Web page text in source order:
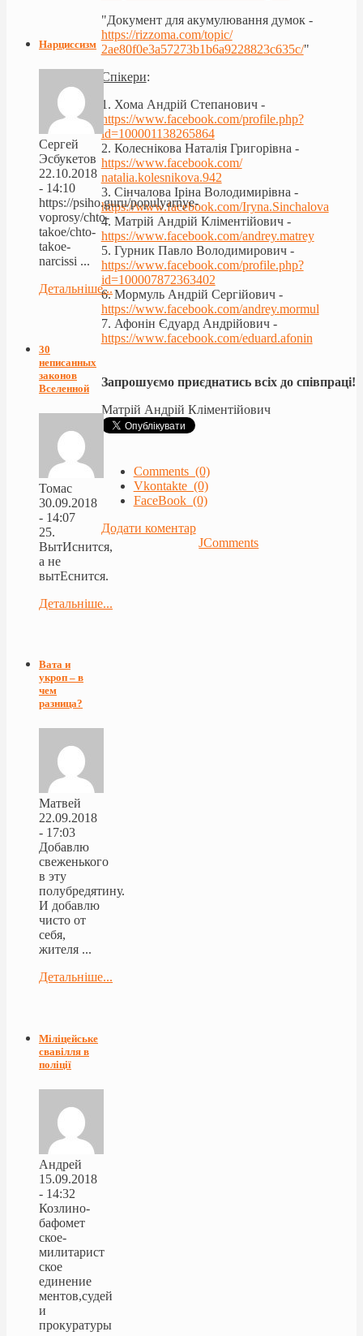
"Документ для акумулювання думок -
https://rizzoma.com/topic/
2ae80f0e3a57273b1b6a9228823c635c/"
Спікери:
1. Хома Андрій Степанович -
https://www.facebook.com/profile.php?
id=100001138265864
2. Колеснікова Наталія Григорівна -
https://www.facebook.com/
natalia.kolesnikova.942
3. Сінчалова Іріна Володимирівна -
https://www.facebook.com/Iryna.Sinchalova
4. Матрій Андрій Кліментійович -
https://www.facebook.com/andrey.matrey
5. Гурник Павло Володимирович -
https://www.facebook.com/profile.php?
id=100007872363402
6. Мормуль Андрій Сергійович -
https://www.facebook.com/andrey.mormul
7. Афонін Єдуард Андрійович -
https://www.facebook.com/eduard.afonin
Запрошуємо приєднатись всіх до співпраці!
Матрій Андрій Кліментійович
Comments (0)
Vkontakte (0)
FaceBook (0)
Додати коментар
JComments
Нарциссизм
Сергей
Эсбукетов
22.10.2018
- 14:10
https://psiho.guru/populyarnye-
voprosy/chto-
takoe/chto-
takoe-
narcissi ...
Детальніше...
30
неписанных
законов
Вселенной
Томас
30.09.2018
- 14:07
25.
ВытИснится,
а не
вытЕснится.
Детальніше...
Вата и
укроп – в
чем
разница?
Матвей
22.09.2018
- 17:03
Добавлю
свеженького
в эту
полубредятину.
И добавлю
чисто от
себя,
жителя ...
Детальніше...
Міліцейське
свавілля в
поліції
Андрей
15.09.2018
- 14:32
Козлино-
бафомет
ское-
милитарист
ское
единение
ментов,судей
и
прокуратуры